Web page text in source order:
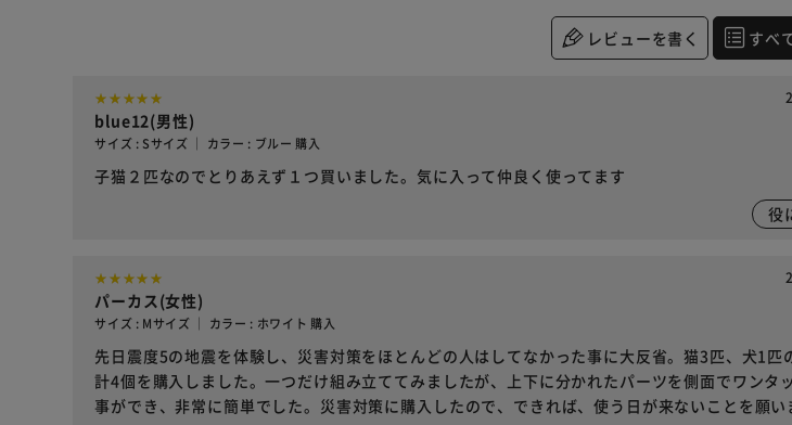
レビューを書く すべ
blue12(男性)
サイズ : Sサイズ ｜ カラー : ブルー 購入
子猫２匹なのでとりあえず１つ買いました。気に入って仲良く使ってます
役
パーカス(女性)
サイズ : Mサイズ ｜ カラー : ホワイト 購入
先日震度5の地震を体験し、災害対策をほとんどの人はしてなかった事に大反省。猫3匹、犬1匹
計4個を購入しました。一つだけ組み立ててみましたが、上下に分かれたパーツを側面でワンタ
事ができ、非常に簡単でした。災害対策に購入したので、できれば、使う日が来ないことを願い